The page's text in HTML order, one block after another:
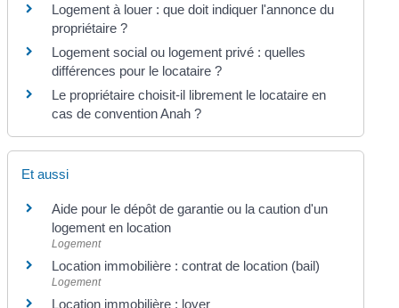
Logement à louer : que doit indiquer l'annonce du
propriétaire ?
Logement social ou logement privé : quelles
différences pour le locataire ?
Le propriétaire choisit-il librement le locataire en
cas de convention Anah ?
Et aussi
Aide pour le dépôt de garantie ou la caution d'un
logement en location
Logement
Location immobilière : contrat de location (bail)
Logement
Location immobilière : loyer